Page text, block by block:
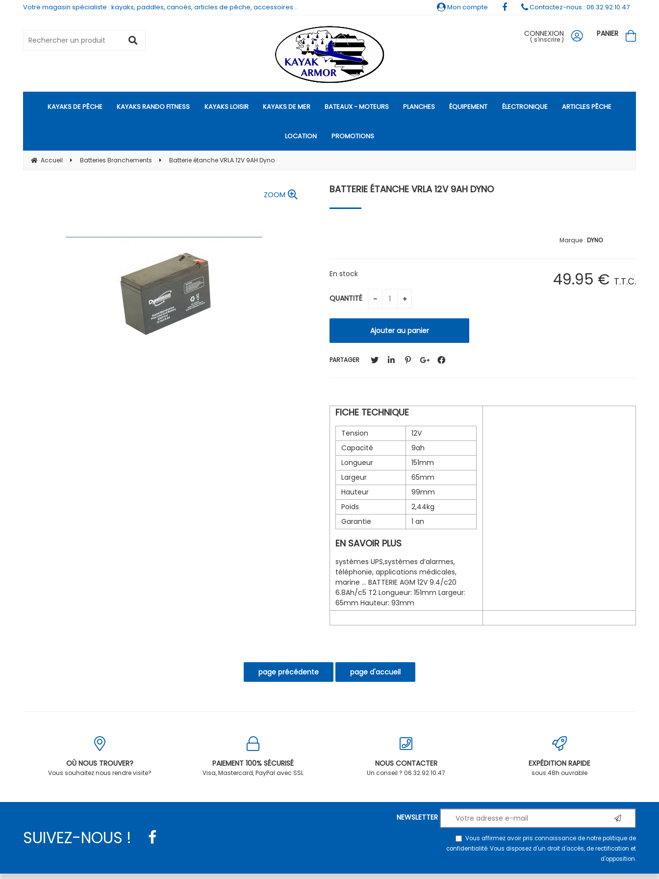
Votre magasin spécialiste : kayaks, paddles, canoës, articles de pêche, accessoires...
CONNEXION
( s'inscrire )
PANIER
KAYAKS DE PÊCHE KAYAKS RANDO FITNESS KAYAKS LOISIR KAYAKS DE MER BATEAUX - MOTEURS PLANCHES ÉQUIPEMENT ÉLECTRONIQUE ARTICLES PÊCHE
LOCATION PROMOTIONS
Accueil Batteries Branchements Batterie étanche VRLA 12V 9AH Dyno
ZOOM BATTERIE ÉTANCHE VRLA 12V 9AH DYNO
DYNO
49.95 € T.T.C.
En stock
QUANTITÉ
PARTAGER
FICHE TECHNIQUE
Tension
12V
Capacité
9ah
Longueur
151mm
Largeur
65mm
Hauteur
99mm
Poids
2,44kg
Garantie
1 an
EN SAVOIR PLUS
systèmes UPS,systèmes d’alarmes,
téléphonie, applications médicales,
marine … BATTERIE AGM 12V 9.4/c20
6.8Ah/c5 T2 Longueur: 151mm Largeur:
65mm Hauteur: 93mm
Mon compte Contactez-nous : 06.32.92.10.47
OÙ NOUS TROUVER?
Vous souhaitez nous rendre visite?
PAIEMENT 100% SÉCURISÉ
Visa, Mastercard, PayPal avec SSL
NOUS CONTACTER
Un conseil ? 06.32.92.10.47
EXPÉDITION RAPIDE
sous 48h ouvrable
SUIVEZ-NOUS !
NEWSLETTER
Vous affirmez avoir pris connaissance de notrepolitique de
confidentialité. Vous disposez d'un droit d'accès, de rectification et
d'opposition.